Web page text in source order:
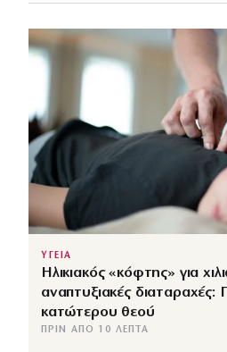
ΥΓΕΙΑ
Ηλικιακός «κόφτης» για
αναπτυξιακές διαταραχές:
κατώτερου θεού
ΠΡΙΝ ΑΠΌ 10 ΛΕΠΤΆ